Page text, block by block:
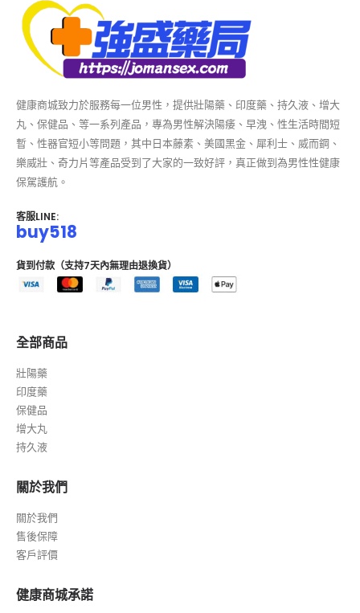
健康商城致力於服務每一位男性，提供壯陽藥、印度藥、持久液、增大
丸、保健品、等一系列產品，專為男性解決陽痿、早洩、性生活時間短
暫、性器官短小等問題，其中日本藤素、美國黑金、犀利士、威而鋼、
樂威壯、奇力片等產品受到了大家的一致好評，真正做到為男性性健康
客服LINE:
貨到付款（支持7天內無理由退換貨）
壯陽藥
印度藥
保健品
增大丸
關於我們
售後保障